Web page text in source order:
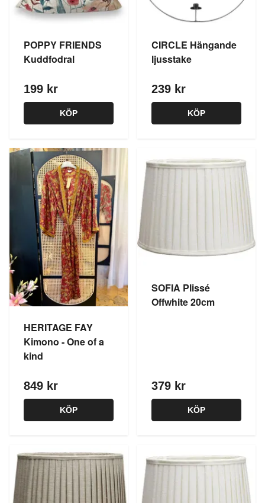
POPPY FRIENDS
Kuddfodral
199 kr
KÖP
CIRCLE Hängande
ljusstake
239 kr
KÖP
HERITAGE FAY
Kimono - One of a
kind
849 kr
KÖP
SOFIA Plissé
Offwhite 20cm
379 kr
KÖP